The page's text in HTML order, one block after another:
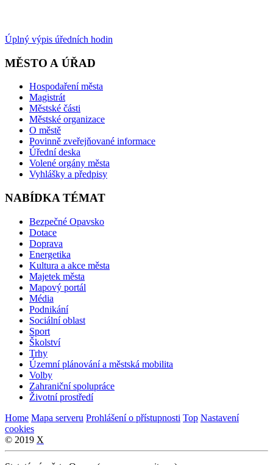
Úplný výpis úředních hodin
MĚSTO A ÚŘAD
Hospodaření města
Magistrát
Městské části
Městské organizace
O městě
Povinně zveřejňované informace
Úřední deska
Volené orgány města
Vyhlášky a předpisy
NABÍDKA TÉMAT
Bezpečné Opavsko
Dotace
Doprava
Energetika
Kultura a akce města
Majetek města
Mapový portál
Média
Podnikání
Sociální oblast
Sport
Školství
Trhy
Územní plánování a městská mobilita
Volby
Zahraniční spolupráce
Životní prostředí
Home Mapa serveru Prohlášení o přístupnosti Top Nastavení
cookies
© 2019 X